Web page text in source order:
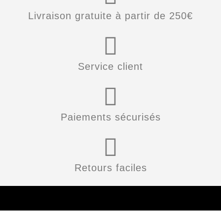
Livraison gratuite à partir de 250€
Service client
Paiements sécurisés
Retours faciles